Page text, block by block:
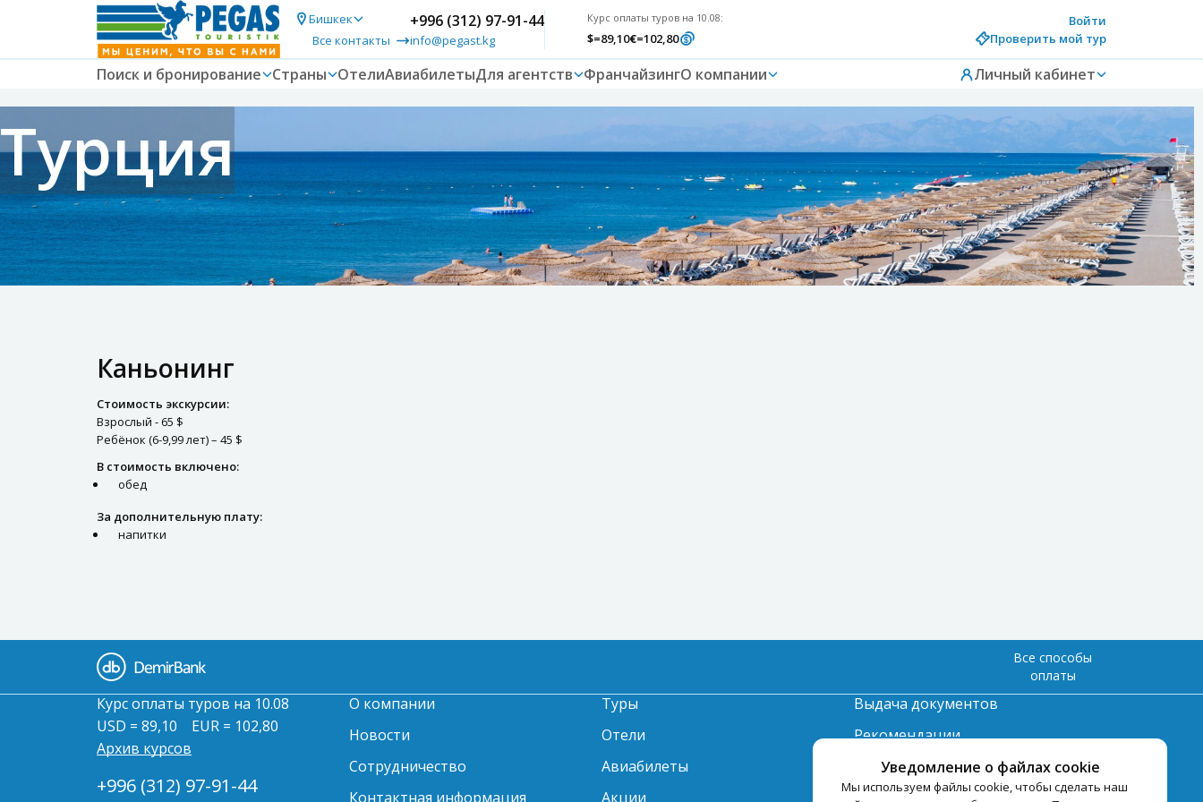
Бишкек
Все контакты
+996 (312) 97-91-44
info@pegast.kg
Курс оплаты туров на 10.08:
$=89,10€=102,80
Войти
Проверить мой тур
Поиск и бронирование Страны ОтелиАвиабилетыДля агентств ФранчайзингО компании Личный кабинет
Турция
Каньонинг
Стоимость экскурсии:
Взрослый - 65 $
Ребёнок (6-9,99 лет) – 45 $
В стоимость включено:
обед
За дополнительную плату:
напитки
Уведомление о файлах cookie
Мы используем файлы cookie, чтобы сделать наш
Все способы
оплаты
Курс оплаты туров на 10.08
USD = 89,10
EUR = 102,80
Архив курсов
+996 (312) 97-91-44
О компании
Новости
Сотрудничество
Контактная информация
Туры
Отели
Авиабилеты
Акции
Выдача документов
Рекомендации
Вопрос-ответ
Счет и оплата